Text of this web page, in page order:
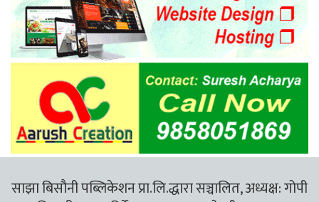
साझा बिसौनी पब्लिकेशन प्रा.लि.द्धारा सञ्चालित, अध्यक्ष: गोपी